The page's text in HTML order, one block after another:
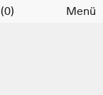
(0) Menü